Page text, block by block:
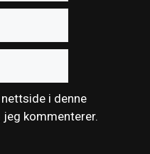
i denne
kommenterer.